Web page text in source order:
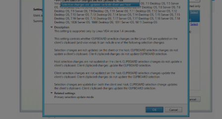
**Host-Auswahländerungen werden
Änderungen der primären Auswahl auf dem
Client-Auswahländerungen werden
Änderungen der primären Auswahl auf dem
Auswahländerungen werden sowohl
Änderungen der primären Auswahl auf dem